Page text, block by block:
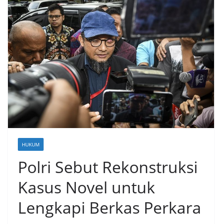
HUKUM
Polri Sebut Rekonstruksi
Kasus Novel untuk
Lengkapi Berkas Perkara